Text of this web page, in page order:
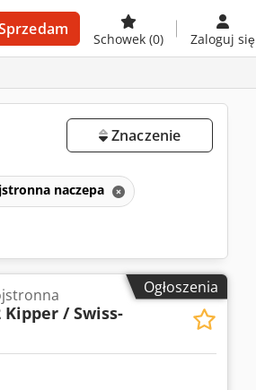
Schowek (0) Zaloguj się
Znaczenie
naczepa
Ogłoszenia
Kipper / Swiss-